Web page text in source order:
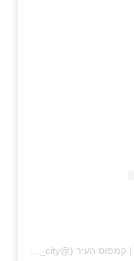
A post shared by אוניברסיטת חיפה | קמפוס העיר (@tech_campus_in_the_city)